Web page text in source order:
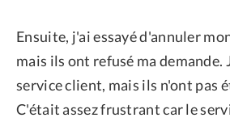
Ensuite, j'ai essayé d'annuler
mais ils ont refusé ma demande.
service client, mais ils n'ont pas
C'était assez frustrant car le